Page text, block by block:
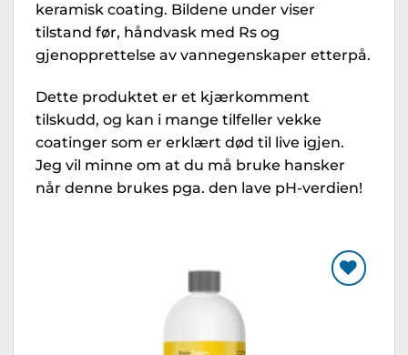
keramisk coating. Bildene under viser
tilstand før, håndvask med Rs og
gjenopprettelse av vannegenskaper etterpå.
Dette produktet er et kjærkomment
tilskudd, og kan i mange tilfeller vekke
coatinger som er erklært død til live igjen.
Jeg vil minne om at du må bruke hansker
når denne brukes pga. den lave pH-verdien!